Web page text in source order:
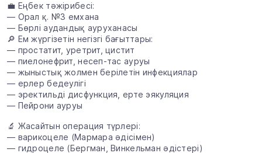
💼 Еңбек тәжірибесі:
— Орал қ. №3 емхана
— Бөрлі аудандық ауруханасы
🔎 Ем жүргізетін негізгі бағыттары:
— простатит, уретрит, цистит
— пиелонефрит, несеп-тас ауруы
— жыныстық жолмен берілетін инфекциялар
— ерлер бедеулігі
— эректильді дисфункция, ерте эякуляция
— Пейрони ауруы
🔬 Жасайтын операция түрлері:
— варикоцеле (Мармара әдісімен)
— гидроцеле (Бергман, Винкельман әдістері)